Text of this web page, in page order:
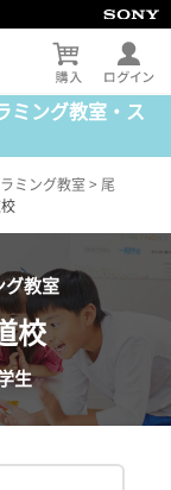
ミング教室・ス
ミング教室 > 尾
グ教室
校
生